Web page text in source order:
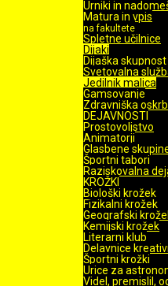
Urniki in
Matura in vpis
na fakultete
Spletne učilnice
Dijaki
Dijaška skupnost
Svetovalna
Jedilnik malica
Gamsovanje
Zdravniška
DEJAVNOSTI
Prostovoljstvo
Animatorji
Glasbene
Športni tabori
Raziskovalna
KROŽKI
Biološki krožek
Fizikalni krožek
Geografski
Kemijski krožek
Literarni klub
Delavnice
Športni krožki
Urice za
Videl, premislil,